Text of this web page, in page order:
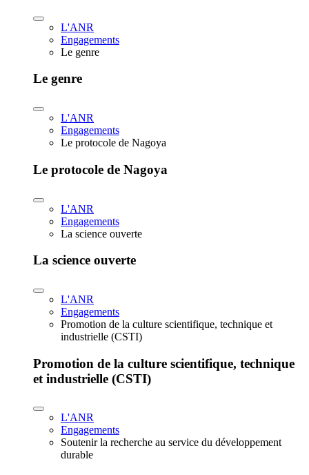
L'ANR
Engagements
Le genre
Le genre
L'ANR
Engagements
Le protocole de Nagoya
Le protocole de Nagoya
L'ANR
Engagements
La science ouverte
La science ouverte
L'ANR
Engagements
Promotion de la culture scientifique, technique et
industrielle (CSTI)
Promotion de la culture scientifique, technique
et industrielle (CSTI)
L'ANR
Engagements
Soutenir la recherche au service du développement
durable